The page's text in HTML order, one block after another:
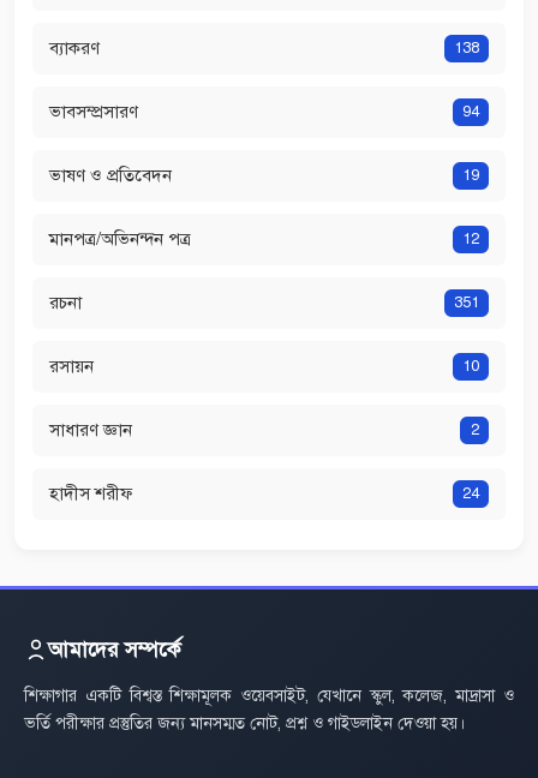
ব্যাকরণ 138
ভাবসম্প্রসারণ 94
ভাষণ ও প্রতিবেদন 19
মানপত্র/অভিনন্দন পত্র 12
রচনা 351
রসায়ন 10
সাধারণ জ্ঞান 2
হাদীস শরীফ 24
আমাদের সম্পর্কে
শিক্ষাগার একটি বিশ্বস্ত শিক্ষামূলক ওয়েবসাইট, যেখানে স্কুল, কলেজ, মাদ্রাসা ও
ভর্তি পরীক্ষার প্রস্তুতির জন্য মানসম্মত নোট, প্রশ্ন ও গাইডলাইন দেওয়া হয়।